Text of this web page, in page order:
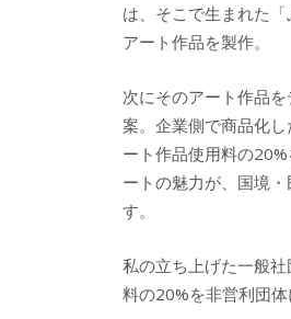
は、そこで生まれた
アート作品を製作。
次にそのアート作品
案。企業側で商品化
ート作品使用料の
ートの魅力が、国境
す。
私の立ち上げた一般
料の20%を非営利団体